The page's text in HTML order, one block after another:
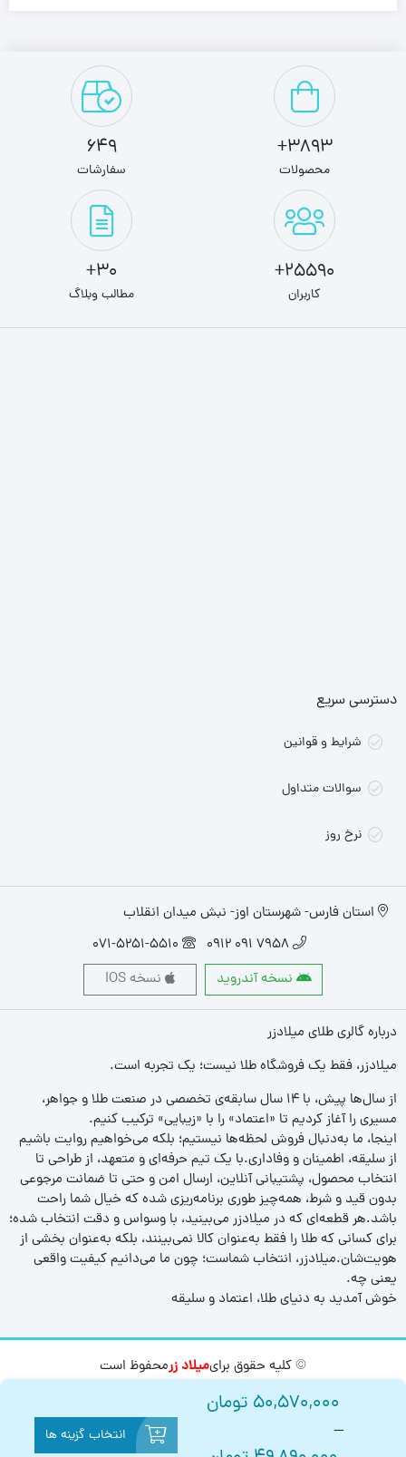
3893+
محصولات
649
سفارشات
25590+
کاربران
30+
مطالب وبلاگ
دسترسی سریع
شرایط و قوانین
سوالات متداول
نرخ روز
استان فارس- شهرستان اوز- نبش میدان انقلاب
7958 091 0912
071-5251-5510
نسخه آندروید
نسخه IOS
درباره گالری طلای میلادزر
میلادزر، فقط یک فروشگاه طلا نیست؛ یک تجربه‌ است.
از سال‌ها پیش، با ۱۴ سال سابقه‌ی تخصصی در صنعت طلا و جواهر،
مسیری را آغاز کردیم تا «اعتماد» را با «زیبایی» ترکیب کنیم.
اینجا، ما به‌دنبال فروش لحظه‌ها نیستیم؛ بلکه می‌خواهیم روایت باشیم
از سلیقه، اطمینان و وفاداری.با یک تیم حرفه‌ای و متعهد، از طراحی تا
انتخاب محصول، پشتیبانی آنلاین، ارسال امن و حتی تا ضمانت مرجوعی
بدون قید و شرط، همه‌چیز طوری برنامه‌ریزی شده که خیال شما راحت
باشد.هر قطعه‌ای که در میلادزر می‌بینید، با وسواس و دقت انتخاب شده؛
برای کسانی که طلا را فقط به‌عنوان کالا نمی‌بینند، بلکه به‌عنوان بخشی از
هویت‌شان.میلادزر، انتخاب شماست؛ چون ما می‌دانیم کیفیت واقعی
یعنی چه.
خوش آمدید به دنیای طلا، اعتماد و سلیقه
© کلیه حقوق برایمیلاد زرمحفوظ است
50,570,000 تومان
–
انتخاب گزینه ها